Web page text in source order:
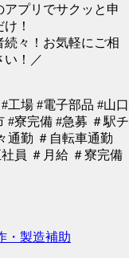
アプリでサクッと申
！
続々！お気軽にご相
い！／
工場 #電子部品 #山口
#寮完備 #急募 ＃駅チ
通勤 ＃自転車通勤
員 ＃月給 ＃寮完備
・製造補助